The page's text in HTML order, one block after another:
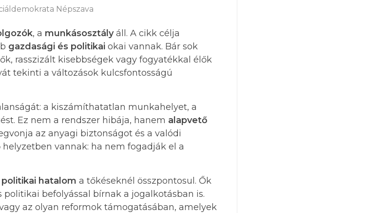
Népszava
, a munkásosztályáll. A cikk célja
gazdasági és politikai okai vannak. Bár sok
rasszizált kisebbségek vagy fogyatékkal élők
tekinti a változások kulcsfontosságú
a kiszámíthatatlan munkahelyet, a
Ez nem a rendszer hibája, hanem alapvető
az anyagi biztonságot és a valódi
vannak: ha nem fogadják el a
hatalom a tőkéseknél összpontosul. Ők
befolyással bírnak a jogalkotásban is.
az olyan reformok támogatásában, amelyek